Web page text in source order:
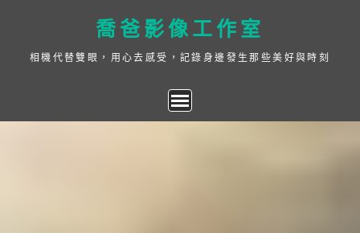
to
content
喬爸影像工作室
相機代替雙眼，用心去感受，記錄身邊發生那些美好與時刻